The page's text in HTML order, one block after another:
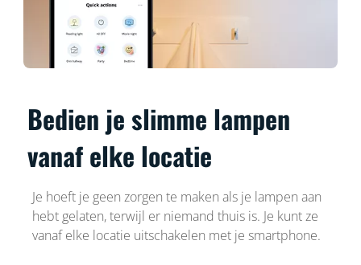
Bedien je slimme lampen
vanaf elke locatie
Je hoeft je geen zorgen te maken als je lampen aan
hebt gelaten, terwijl er niemand thuis is. Je kunt ze
vanaf elke locatie uitschakelen met je smartphone.